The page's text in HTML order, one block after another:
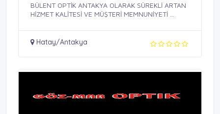
BÜLENT OPTİK ANTAKYA OLARAK SÜREKLİ ARTAN
HİZMET KALİTESİ VE MÜŞTERİ MEMNUNİYETİ ...
Hatay/Antakya